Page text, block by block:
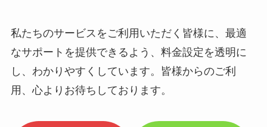
私たちのサービスをご利用いただく皆様に、最適
なサポートを提供できるよう、料金設定を透明に
し、わかりやすくしています。皆様からのご利
用、心よりお待ちしております。